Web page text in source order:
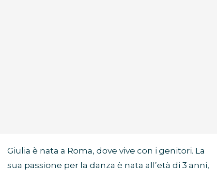
Giulia è nata a Roma, dove vive con i genitori. La
sua passione per la danza è nata all’età di 3 anni,